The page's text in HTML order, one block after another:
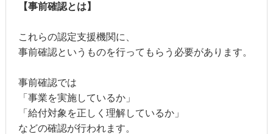
【事前確認とは】
これらの認定支援機関に、
事前確認というものを行ってもらう必要があります。
事前確認では
「事業を実施しているか」
「給付対象を正しく理解しているか」
などの確認が行われます。